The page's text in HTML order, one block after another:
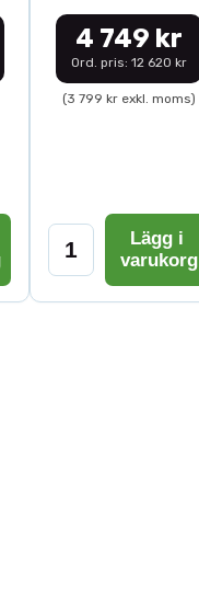
4 749 kr
Ord. pris: 12 620 kr
(3 799 kr exkl. moms)
Lägg i
varukorg